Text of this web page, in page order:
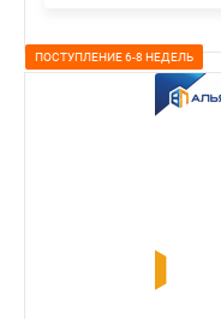
ПОСТУПЛЕНИЕ 6-8 НЕДЕЛЬ